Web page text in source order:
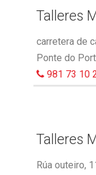
Talleres
carretera de
Ponte do
981 73 10
Talleres
Rúa outeiro,